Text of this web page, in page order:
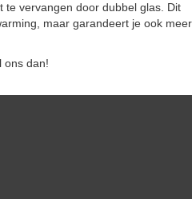
te vervangen door dubbel glas. Dit
maar garandeert je ook meer
ons dan!